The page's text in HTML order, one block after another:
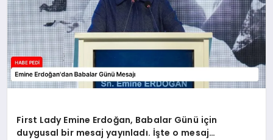
EKONOMI
TEKNOLOJI
First Lady Emine Erdoğan, Babalar Günü için
duygusal bir mesaj yayınladı. İşte o mesaj…